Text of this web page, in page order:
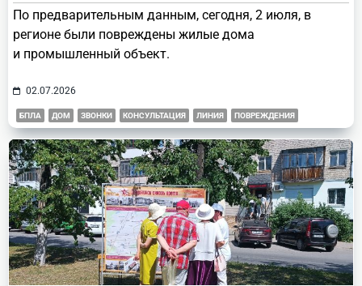
По предварительным данным, сегодня, 2 июля, в
регионе были повреждены жилые дома
и промышленный объект.
02.07.2026
БПЛА ДОМ ЗВОНКИ КОНСУЛЬТАЦИЯ ЛИНИЯ ПОВРЕЖДЕНИЯ